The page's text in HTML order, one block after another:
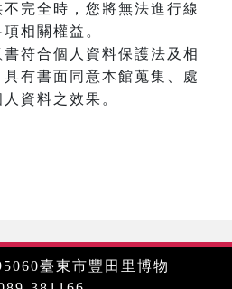
完全時，您將無法進行線
相關權益。
符合個人資料保護法及相
有書面同意本館蒐集、處
資料之效果。
臺東市豐田里博物